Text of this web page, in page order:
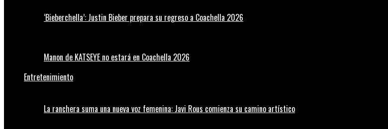
‘Bieberchella’: Justin Bieber prepara su regreso a Coachella 2026
Manon de KATSEYE no estará en Coachella 2026
Entretenimiento
La ranchera suma una nueva voz femenina: Javi Rous comienza su camino artístico